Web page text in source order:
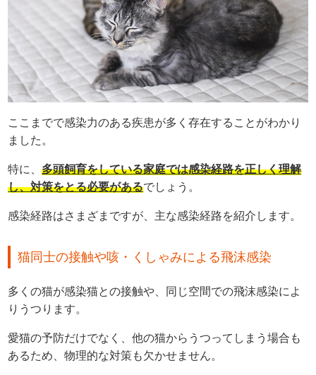
ここまでで感染力のある疾患が多く存在することがわかり
ました。
特に、多頭飼育をしている家庭では感染経路を正しく理解
し、対策をとる必要があるでしょう。
感染経路はさまざまですが、主な感染経路を紹介します。
猫同士の接触や咳・くしゃみによる飛沫感染
多くの猫が感染猫との接触や、同じ空間での飛沫感染によ
りうつります。
愛猫の予防だけでなく、他の猫からうつってしまう場合も
あるため、物理的な対策も欠かせません。